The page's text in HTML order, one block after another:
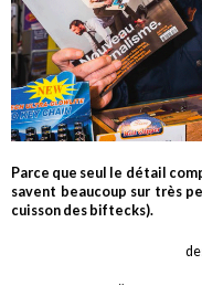
Parce que seul le détail
savent beaucoup sur très
cuisson des biftecks).